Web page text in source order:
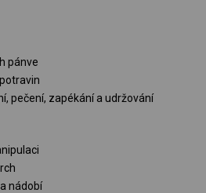
pánve
pečení, zapékání a udržování
nádobí